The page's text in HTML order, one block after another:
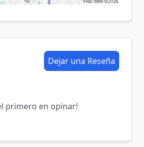
Dejar una Reseña
primero en opinar!